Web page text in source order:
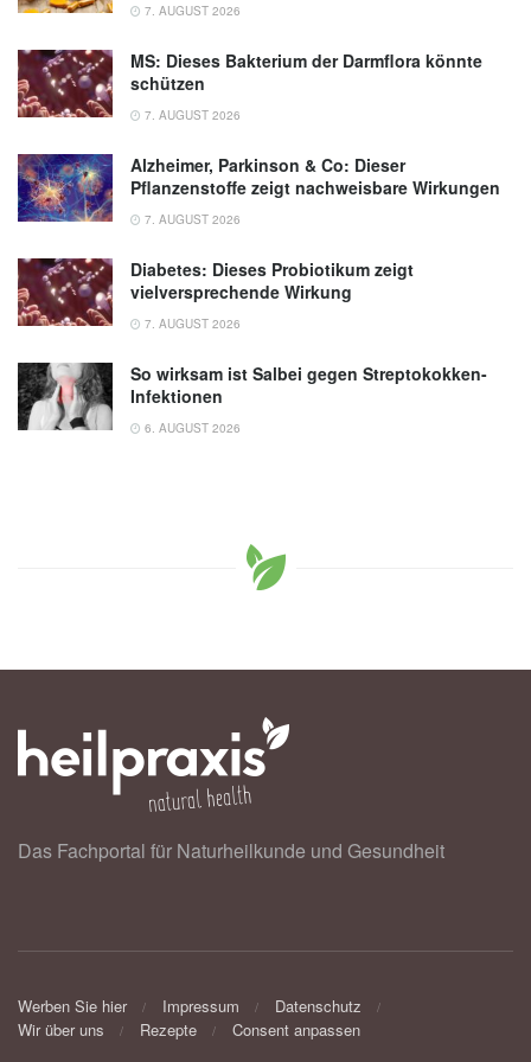
7. AUGUST 2026
MS: Dieses Bakterium der Darmflora könnte
schützen
7. AUGUST 2026
Alzheimer, Parkinson & Co: Dieser
Pflanzenstoffe zeigt nachweisbare Wirkungen
7. AUGUST 2026
Diabetes: Dieses Probiotikum zeigt
vielversprechende Wirkung
7. AUGUST 2026
So wirksam ist Salbei gegen Streptokokken-
Infektionen
6. AUGUST 2026
Das Fachportal für Naturheilkunde und Gesundheit
Werben Sie hier Impressum
Datenschutz
Wir über uns
Rezepte Consent anpassen